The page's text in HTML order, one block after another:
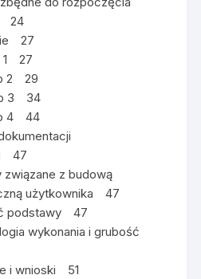
24
27
1 27
2 29
3 34
4 44
47
związane z budową
użytkownika 47
podstawy 47
wykonania i grubość
i wnioski 51